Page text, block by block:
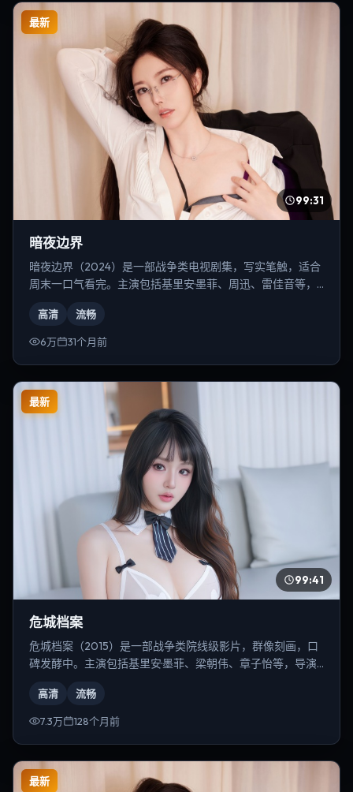
最新
99:31
暗夜边界
暗夜边界（2024）是一部战争类电视剧集，写实笔触，适合
周末一口气看完。主演包括基里安·墨菲、周迅、雷佳音等，
高清 流畅
6万 31个月前
最新
99:41
危城档案
危城档案（2015）是一部战争类院线级影片，群像刻画，口
碑发酵中。主演包括基里安·墨菲、梁朝伟、章子怡等，导演
高清 流畅
7.3万 128个月前
最新